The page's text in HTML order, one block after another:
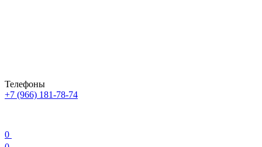
Телефоны
+7 (966) 181-78-74
0